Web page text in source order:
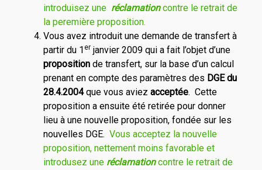
introduisez une réclamation contre le retrait de
la peremière proposition.
Vous avez introduit une demande de transfert à
partir du 1erjanvier 2009 qui a fait l’objet d’une
propositionde transfert, sur la base d’un calcul
prenant en compte des paramètres des DGE du
28.4.2004que vous aviez acceptée. Cette
proposition a ensuite été retirée pour donner
lieu à une nouvelle proposition, fondée sur les
nouvelles DGE. Vous acceptez la nouvelle
proposition, nettement moins favorable et
introdusez une réclamationcontre le retrait de